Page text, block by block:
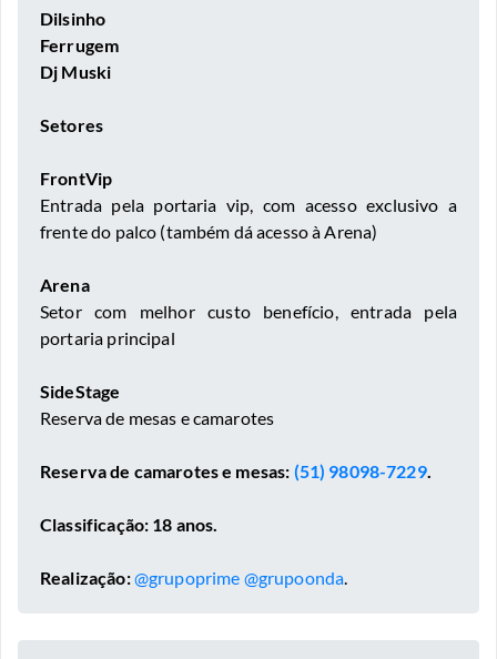
Dilsinho
Ferrugem
Dj Muski
Setores
FrontVip
Entrada pela portaria vip, com acesso exclusivo a
frente do palco (também dá acesso à Arena)
Arena
Setor com melhor custo benefício, entrada pela
portaria principal
SideStage
Reserva de mesas e camarotes
Reserva de camarotes e mesas: (51) 98098-7229.
Classificação: 18 anos.
Realização:@grupoprime @grupoonda.